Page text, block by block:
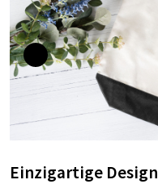
Einzigartige